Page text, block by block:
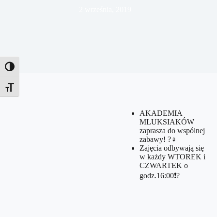
Toggle High Contrast
Toggle Font size
AKADEMIA
MLUKSIAKÓW
zaprasza do wspólnej
zabawy! ?‍♀️
Zajęcia odbywają się
w każdy WTOREK i
CZWARTEK o
godz.16:00❗️?